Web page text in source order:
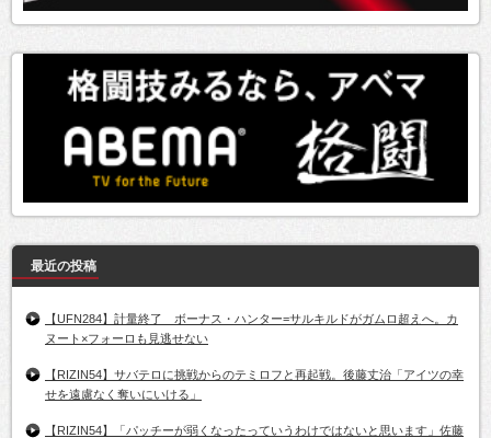
最近の投稿
【UFN284】計量終了 ボーナス・ハンター=サルキルドがガムロ超えへ。カ
ヌート×フォーロも見逃せない
【RIZIN54】サバテロに挑戦からのテミロフと再起戦。後藤丈治「アイツの幸
せを遠慮なく奪いにいける」
【RIZIN54】「パッチーが弱くなったっていうわけではないと思います」佐藤